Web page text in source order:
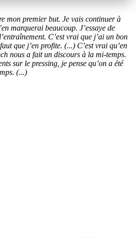
mon premier but. Je vais continuer à
marquerai beaucoup. J’essaye de
C’est vrai que j’ai un bon
que j’en profite. (...) C’est vrai qu’en
nous a fait un discours à la mi-temps.
sur le pressing, je pense qu’on a été
(...)